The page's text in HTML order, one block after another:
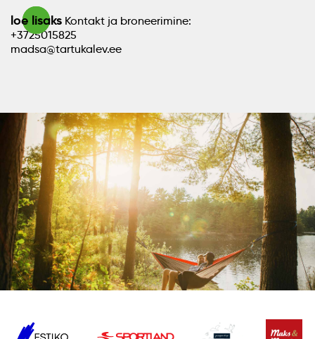
loe lisaks Kontakt ja broneerimine:
+3725015825
madsa@tartukalev.ee